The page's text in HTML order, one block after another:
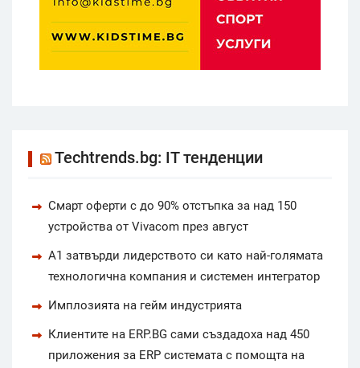
Techtrends.bg: IT тенденции
Смарт оферти с до 90% отстъпка за над 150
устройства от Vivacom през август
А1 затвърди лидерството си като най-голямата
технологична компания и системен интегратор
Имплозията на гейм индустрията
Клиентите на ERP.BG сами създадоха над 450
приложения за ERP системата с помощта на